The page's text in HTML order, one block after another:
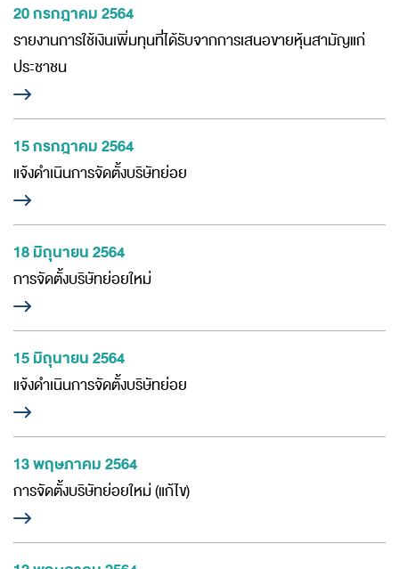
20 กรกฎาคม 2564
รายงานการใช้เงินเพิ่มทุนที่ได้รับจากการเสนอขายหุ้นสามัญแก่
ประชาชน
15 กรกฎาคม 2564
แจ้งดำเนินการจัดตั้งบริษัทย่อย
18 มิถุนายน 2564
การจัดตั้งบริษัทย่อยใหม่
15 มิถุนายน 2564
แจ้งดำเนินการจัดตั้งบริษัทย่อย
13 พฤษภาคม 2564
การจัดตั้งบริษัทย่อยใหม่ (แก้ไข)